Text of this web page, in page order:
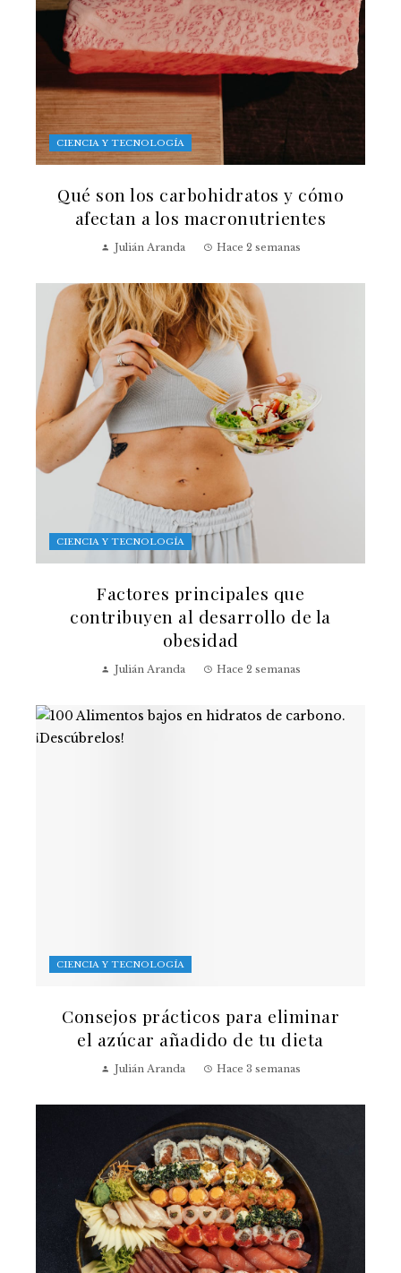
CIENCIA Y TECNOLOGÍA
Qué son los carbohidratos y cómo
afectan a los macronutrientes
Julián Aranda Hace 2 semanas
CIENCIA Y TECNOLOGÍA
Factores principales que
contribuyen al desarrollo de la
obesidad
Julián Aranda Hace 2 semanas
CIENCIA Y TECNOLOGÍA
Consejos prácticos para eliminar
el azúcar añadido de tu dieta
Julián Aranda Hace 3 semanas